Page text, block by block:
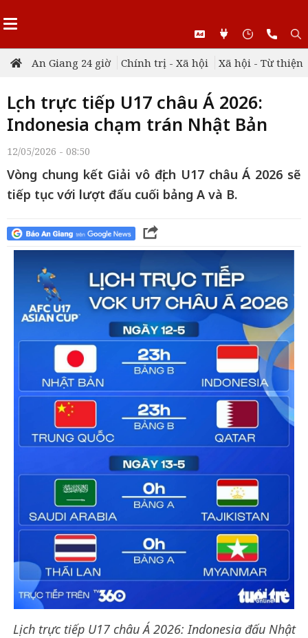
An Giang 24 giờ Chính trị - Xã hội Xã hội - Từ thiện
Lịch trực tiếp U17 châu Á 2026:
Indonesia chạm trán Nhật Bản
12/05/2026 - 08:50
Vòng chung kết Giải vô địch U17 châu Á 2026 sẽ
tiếp tục với lượt đấu cuối bảng A và B.
Lịch trực tiếp U17 châu Á 2026: Indonesia đấu Nhật